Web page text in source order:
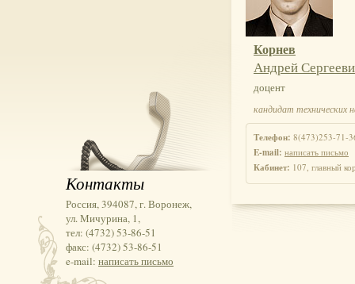
Корнев
Андрей
доцент
кандидат технических
Телефон: 8(473)253-71-
E-mail: написать письмо
Кабинет: 107, главный
Контакты
Россия, 394087, г. Воронеж,
ул. Мичурина, 1,
тел: (4732) 53-86-51
факс: (4732) 53-86-51
e-mail: написать письмо